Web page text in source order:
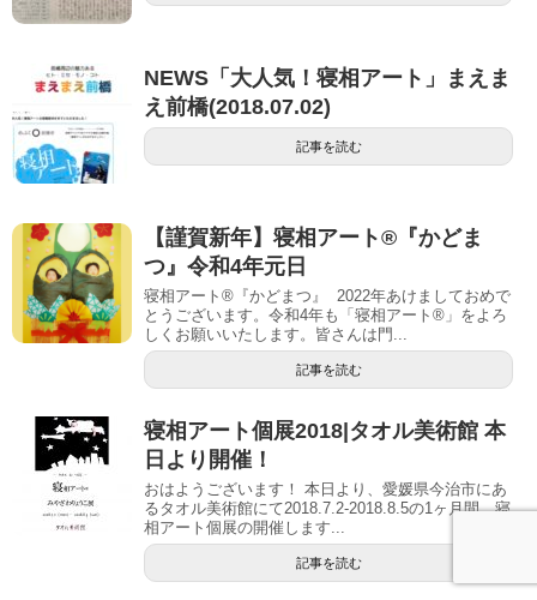
NEWS「大人気！寝相アート」まえま
え前橋(2018.07.02)
記事を読む
【謹賀新年】寝相アート®︎『かどま
つ』令和4年元日
寝相アート®『かどまつ』 2022年あけましておめで
とうございます。令和4年も「寝相アート®︎」をよろ
しくお願いいたします。皆さんは門...
記事を読む
寝相アート個展2018|タオル美術館 本
日より開催！
おはようございます！ 本日より、愛媛県今治市にあ
るタオル美術館にて2018.7.2-2018.8.5の1ヶ月間、寝
相アート個展の開催します...
記事を読む